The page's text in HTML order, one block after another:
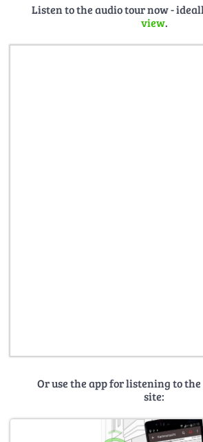
Listen to the audio tour now -
view.
Or use the app for listening to
site: